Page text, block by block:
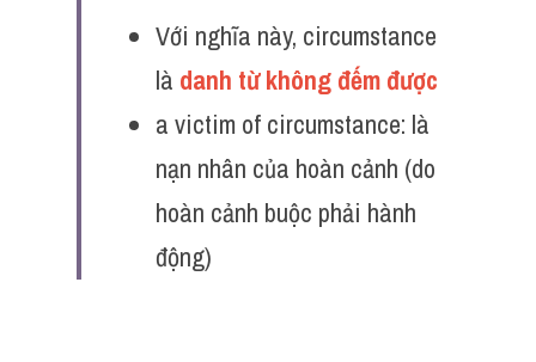
Với nghĩa này, circumstance
là danh từ không đếm được
a victim of circumstance: là
nạn nhân của hoàn cảnh (do
hoàn cảnh buộc phải hành
động)